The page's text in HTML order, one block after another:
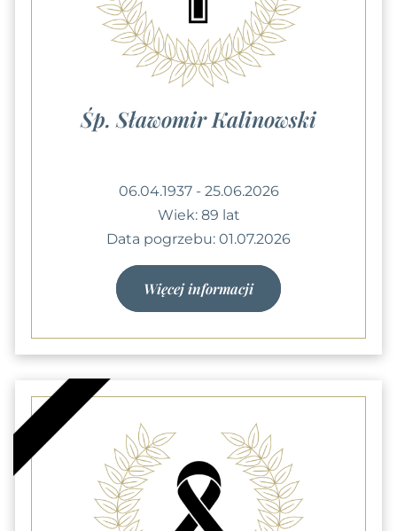
Śp. Sławomir Kalinowski
06.04.1937 - 25.06.2026
Wiek: 89 lat
Data pogrzebu: 01.07.2026
Więcej informacji